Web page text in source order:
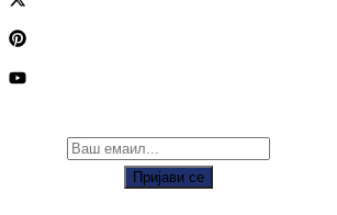
Пријави се